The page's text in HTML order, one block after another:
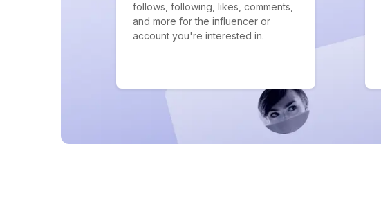
follows, following, likes, comments,
and more for the influencer or
account you're interested in.